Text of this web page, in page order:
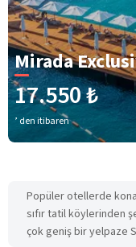
Mirada
17.550 ₺
’ den itibaren
Popüler otellerde
sıfır tatil köylerinden
çok geniş bir yelpaze